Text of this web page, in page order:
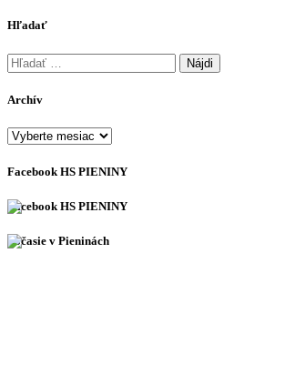
Hľadať
Hľadať:
Archív
Archív
Facebook HS PIENINY
Facebook HS PIENINY
Počasie v Pieninách